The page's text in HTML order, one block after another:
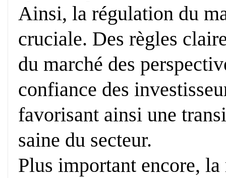
Ainsi, la régulation du
cruciale. Des règles
du marché des
confiance des
favorisant ainsi une
saine du secteur.
Plus important encore,